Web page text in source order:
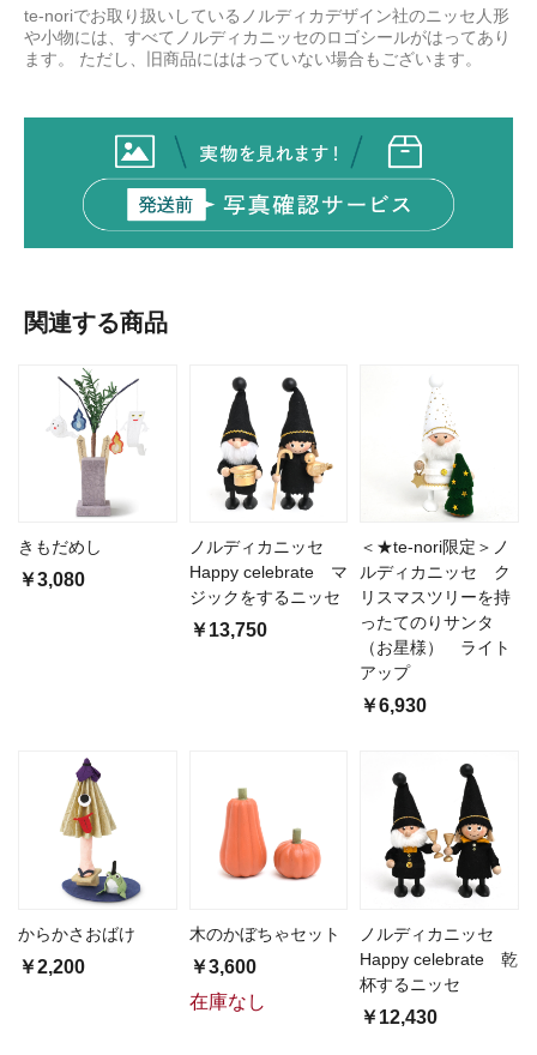
te-noriでお取り扱いしているノルディカデザイン社のニッセ人形
や小物には、すべてノルディカニッセのロゴシールがはってあり
ます。 ただし、旧商品にははっていない場合もございます。
関連する商品
きもだめし
￥3,080
ノルディカニッセ
Happy celebrate マ
ジックをするニッセ
￥13,750
＜★te-nori限定＞ノ
ルディカニッセ ク
リスマスツリーを持
ったてのりサンタ
（お星様） ライト
アップ
￥6,930
からかさおばけ
￥2,200
木のかぼちゃセット
￥3,600
在庫なし
ノルディカニッセ
Happy celebrate 乾
杯するニッセ
￥12,430